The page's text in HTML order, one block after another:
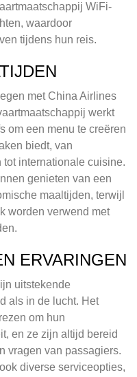
WiFi-
waardoor
tijdens hun reis.
met China Airlines
werkt
om een menu te creëren
biedt, van
internationale cuisine.
genieten van een
maaltijden, terwijl
worden verwend met
ERVARINGEN
uitstekende
als in de lucht. Het
om hun
en ze zijn altijd bereid
vragen van passagiers.
diverse serviceopties,